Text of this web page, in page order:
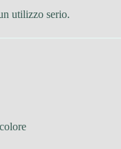
utilizzo serio.